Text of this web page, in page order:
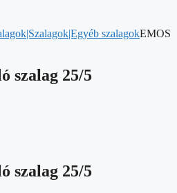
szalagokEMOS
szalag 25/5
szalag 25/5